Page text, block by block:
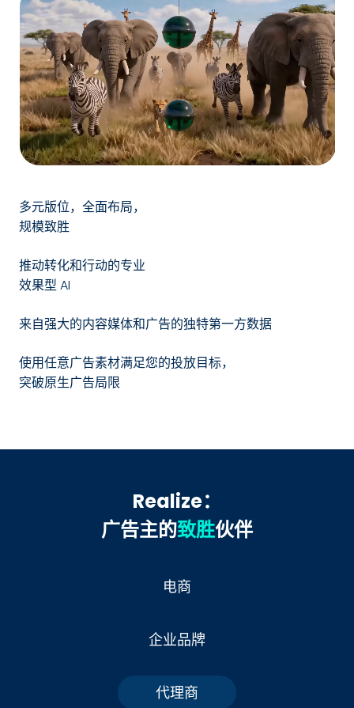
多元版位，全面布局，
规模致胜
推动转化和行动的专业
效果型 AI
来自强大的内容媒体和广告的独特第一方数据
使用任意广告素材满足您的投放目标，
突破原生广告局限
Realize：
广告主的致胜伙伴
电商
企业品牌
代理商